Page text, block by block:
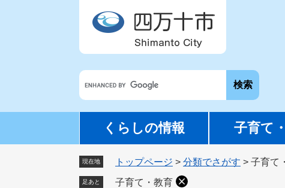
G
カ
ス
くらしの情報 子育て
現在地 トップページ > 分類でさがす > 子育て
足あと 子育て・教育